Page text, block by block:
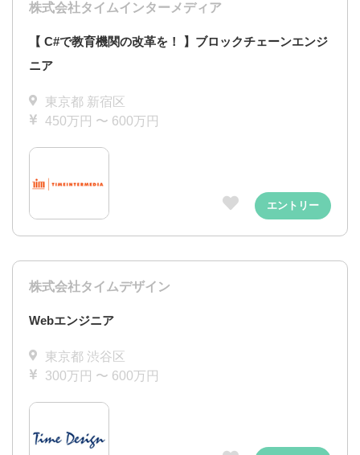
株式会社タイムインターメディア
【 C#で教育機関の改革を！ 】ブロックチェーンエンジ
ニア
東京都 新宿区
450万円 〜 600万円
エントリー
株式会社タイムデザイン
Webエンジニア
東京都 渋谷区
300万円 〜 600万円